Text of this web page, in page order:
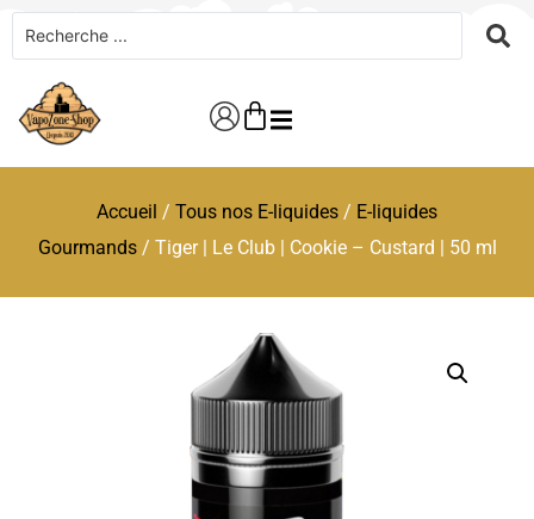
Accueil / Tous nos E-liquides / E-liquides
Gourmands/ Tiger | Le Club | Cookie – Custard | 50 ml